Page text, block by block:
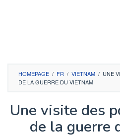
HOMEPAGE / FR / VIETNAM / UNE
DE LA GUERRE DU VIETNAM
Une visite des
de la guerre